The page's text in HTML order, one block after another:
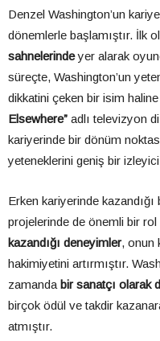
Denzel Washington’un
dönemlerle başlamıştır. İlk
sahnelerindeyer alarak
süreçte, Washington’un
dikkatini çeken bir isim
Elsewhere” adlı televizyon
kariyerinde bir dönüm
yeteneklerini geniş bir
Erken kariyerinde
projelerinde de önemli bir rol
kazandığı deneyimler, onun
hakimiyetini artırmıştır.
zamanda bir sanatçı olarak
birçok ödül ve takdir
atmıştır.